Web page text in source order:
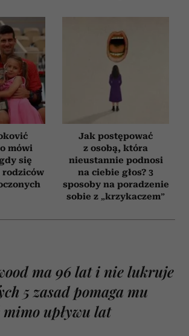
mówi
się
rodziców
Jak postępować
z osobą, która
nieustannie podnosi
na ciebie głos? 3
sposoby na poradzenie
sobie z „krzykaczem”
ma 96 lat i nie lukruje
5 zasad pomaga mu
upływu lat